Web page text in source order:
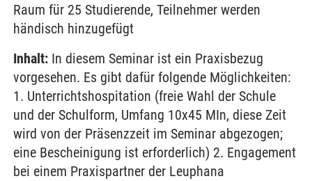
Raum für 25 Studierende, Teilnehmer werden
händisch hinzugefügt
Inhalt: In diesem Seminar ist ein Praxisbezug
vorgesehen. Es gibt dafür folgende Möglichkeiten:
1. Unterrichtshospitation (freie Wahl der Schule
und der Schulform, Umfang 10x45 MIn, diese Zeit
wird von der Präsenzzeit im Seminar abgezogen;
eine Bescheinigung ist erforderlich) 2. Engagement
bei einem Praxispartner der Leuphana